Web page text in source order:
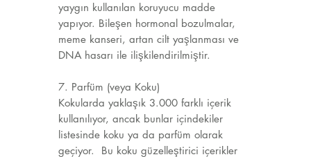
yaygın kullanılan koruyucu madde
yapıyor. Bileşen hormonal bozulmalar,
meme kanseri, artan cilt yaşlanması ve
DNA hasarı ile ilişkilendirilmiştir.
7. Parfüm (veya Koku)
Kokularda yaklaşık 3.000 farklı içerik
kullanılıyor, ancak bunlar içindekiler
listesinde koku ya da parfüm olarak
geçiyor. Bu koku güzelleştirici içerikler